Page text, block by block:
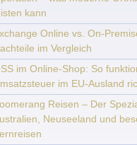
kann
Online vs. On-
im Vergleich
im Online-Shop: So
im EU-Ausland
Reisen – Der
Neuseeland und